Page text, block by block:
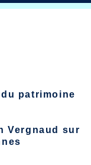
patrimoine
Vergnaud sur